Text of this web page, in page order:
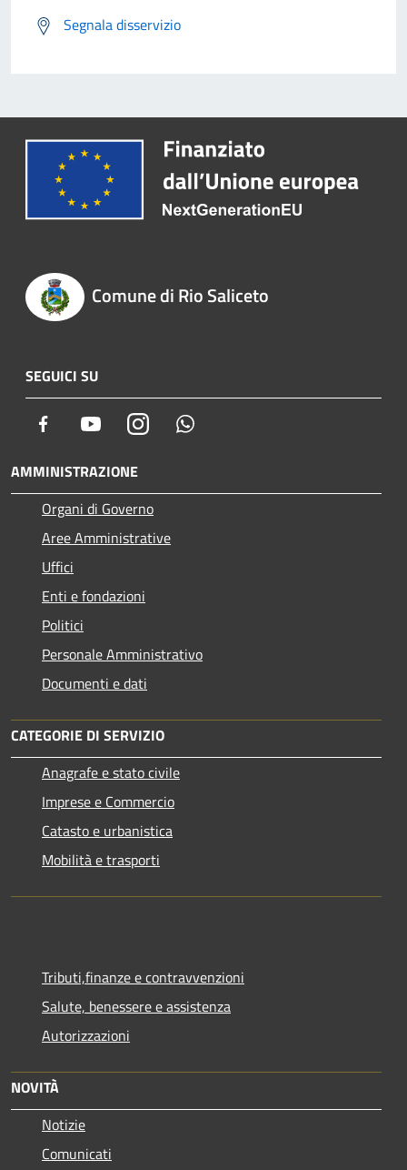
Segnala disservizio
Comune di Rio Saliceto
SEGUICI SU
Facebook YoutubeInstagram
AMMINISTRAZIONE
Organi di Governo
Aree Amministrative
Uffici
Enti e fondazioni
Politici
Personale Amministrativo
Documenti e dati
CATEGORIE DI SERVIZIO
Anagrafe e stato civile
Imprese e Commercio
Catasto e urbanistica
Mobilità e trasporti
Tributi,finanze e contravvenzioni
Salute, benessere e assistenza
Autorizzazioni
NOVITÀ
Notizie
Comunicati